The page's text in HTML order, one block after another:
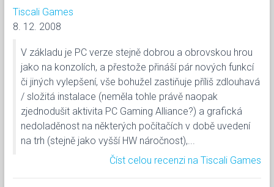
Tiscali Games
8. 12. 2008
V základu je PC verze stejně dobrou a obrovskou hrou
jako na konzolích, a přestože přináší pár nových funkcí
či jiných vylepšení, vše bohužel zastiňuje příliš zdlouhavá
/ složitá instalace (neměla tohle právě naopak
zjednodušit aktivita PC Gaming Alliance?) a grafická
nedoladěnost na některých počítačích v době uvedení
na trh (stejně jako vyšší HW náročnost),...
Číst celou recenzi na Tiscali Games